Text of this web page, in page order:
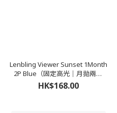
Lenbling Viewer Sunset 1Month
2P Blue（固定高光｜月拋兩片
裝）
HK$168.00